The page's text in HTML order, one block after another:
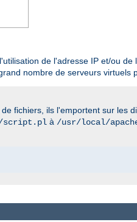
de l'adresse IP et/ou de
nombre de serveurs virtuels
fichiers, ils l'emportent sur les
script.pl à /usr/local/